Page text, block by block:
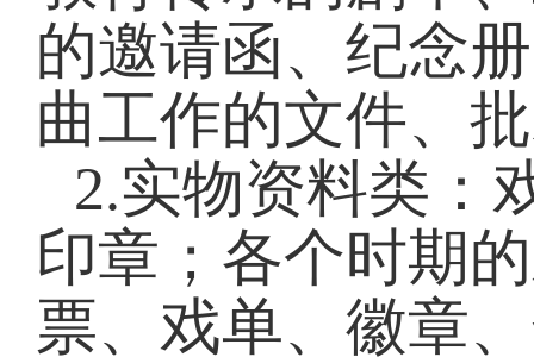
的邀请函、纪念
曲工作的文件、
2.实物资料类：
印章；各个时期
票、戏单、徽章